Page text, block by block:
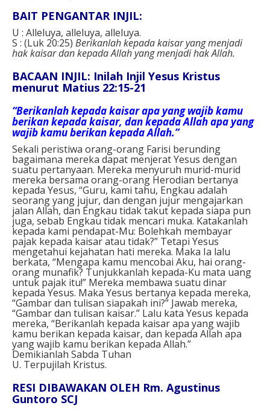
BAIT PENGANTAR INJIL:
U : Alleluya, alleluya, alleluya.
S : (Luk 20:25) Berikanlah kepada kaisar yang menjadi
hak kaisar dan kepada Allah yang menjadi hak Allah.
BACAAN INJIL: Inilah Injil Yesus Kristus
menurut Matius 22:15-21
“Berikanlah kepada kaisar apa yang wajib kamu
berikan kepada kaisar, dan kepada Allah apa yang
wajib kamu berikan kepada Allah.”
Sekali peristiwa orang-orang Farisi berunding
bagaimana mereka dapat menjerat Yesus dengan
suatu pertanyaan. Mereka menyuruh murid-murid
mereka bersama orang-orang Herodian bertanya
kepada Yesus, “Guru, kami tahu, Engkau adalah
seorang yang jujur, dan dengan jujur mengajarkan
jalan Allah, dan Engkau tidak takut kepada siapa pun
juga, sebab Engkau tidak mencari muka. Katakanlah
kepada kami pendapat-Mu: Bolehkah membayar
pajak kepada kaisar atau tidak?” Tetapi Yesus
mengetahui kejahatan hati mereka. Maka Ia lalu
berkata, “Mengapa kamu mencobai Aku, hai orang-
orang munafik? Tunjukkanlah kepada-Ku mata uang
untuk pajak itu!” Mereka membawa suatu dinar
kepada Yesus. Maka Yesus bertanya kepada mereka,
“Gambar dan tulisan siapakah ini?” Jawab mereka,
“Gambar dan tulisan kaisar.” Lalu kata Yesus kepada
mereka, “Berikanlah kepada kaisar apa yang wajib
kamu berikan kepada kaisar, dan kepada Allah apa
yang wajib kamu berikan kepada Allah.”
Demikianlah Sabda Tuhan
U. Terpujilah Kristus.
RESI DIBAWAKAN OLEH Rm. Agustinus
Guntoro SCJ